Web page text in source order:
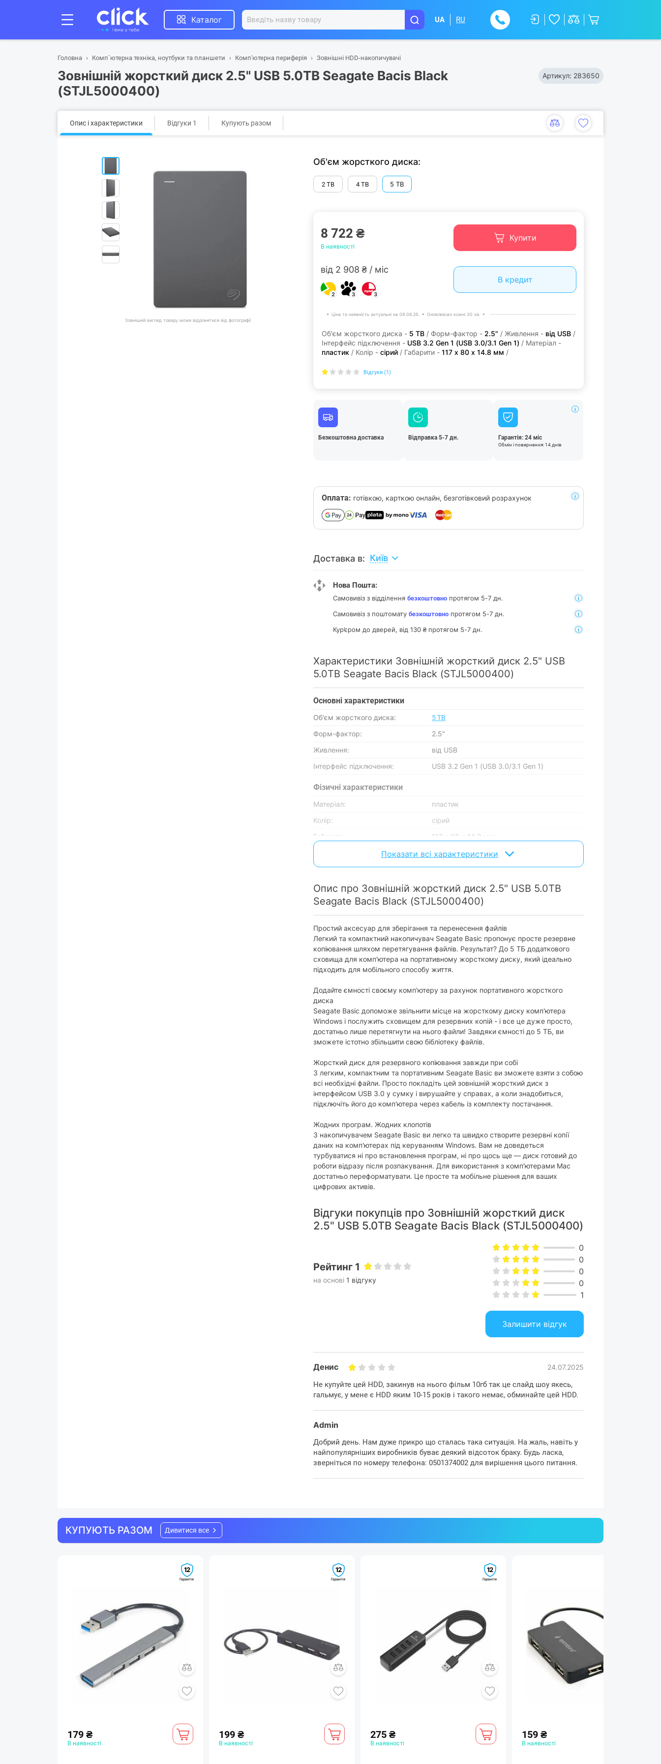
Каталог UA RU
Головна Комп`ютерна техніка, ноутбуки та планшети Комп'ютерна периферія Зовнішні HDD-накопичувачі
Зовнішній жорсткий диск 2.5" USB 5.0TB Seagate Bacis Black
(STJL5000400)
Артикул: 283650
Опис і характеристики Відгуки 1 Купують разом
Зовнішній вигляд товару може відрізнятися від фотографії
Об'єм жорсткого диска:
2 ТB 4 ТB 5 ТB
8 722 ₴
В наявності
Купити
від 2 908 ₴ / міс
2 3 3
В кредит
Ціна та наявність актуальні на 08.08.26. Оновлюємо кожні 30 хв.
Об'єм жорсткого диска - 5 ТB / Форм-фактор - 2.5" / Живлення - від USB /
Інтерфейс підключення - USB 3.2 Gen 1 (USB 3.0/3.1 Gen 1) / Матеріал -
пластик / Колір - сірий / Габарити - 117 x 80 x 14.8 мм /
Відгуки (1)
Безкоштовна доставка Відправка 5-7 дн. Гарантія: 24 міс
Обмін і повернення: 14 днів
Оплата: готівкою, карткою онлайн, безготівковий розрахунок
Доставка в: Київ
Нова Пошта:
Самовивіз з відділення безкоштовно протягом 5-7 дн.
Самовивіз з поштомату безкоштовно протягом 5-7 дн.
Кур’єром до дверей, від 130 ₴ протягом 5-7 дн.
Характеристики Зовнішній жорсткий диск 2.5" USB
5.0TB Seagate Bacis Black (STJL5000400)
Основнi характеристики
Об'єм жорсткого диска: 5 ТB
Форм-фактор:
2.5"
Живлення:
від USB
Інтерфейс підключення:
USB 3.2 Gen 1 (USB 3.0/3.1 Gen 1)
Фізичні характеристики
Матеріал:
пластик
Колір:
сірий
Габарити:
117 x 80 x 14.8 мм
170 г
повідомлення.
Показати всі характеристики
Опис про Зовнішній жорсткий диск 2.5" USB 5.0TB
Seagate Bacis Black (STJL5000400)
Простий аксесуар для зберігання та перенесення файлів
Легкий та компактний накопичувач Seagate Basic пропонує просте резервне
копіювання шляхом перетягування файлів. Результат? До 5 ТБ додаткового
сховища для комп'ютера на портативному жорсткому диску, який ідеально
підходить для мобільного способу життя.
Додайте ємності своєму комп'ютеру за рахунок портативного жорсткого
диска
Seagate Basic допоможе звільнити місце на жорсткому диску комп'ютера
Windows і послужить сховищем для резервних копій - і все це дуже просто,
достатньо лише перетягнути на нього файли! Завдяки ємності до 5 ТБ, ви
зможете істотно збільшити свою бібліотеку файлів.
Жорсткий диск для резервного копіювання завжди при собі
З легким, компактним та портативним Seagate Basic ви зможете взяти з собою
всі необхідні файли. Просто покладіть цей зовнішній жорсткий диск з
інтерфейсом USB 3.0 у сумку і вирушайте у справах, а коли знадобиться,
підключіть його до комп'ютера через кабель із комплекту постачання.
Жодних програм. Жодних клопотів
З накопичувачем Seagate Basic ви легко та швидко створите резервні копії
даних на комп'ютерах під керуванням Windows. Вам не доведеться
турбуватися ні про встановлення програм, ні про щось ще — диск готовий до
роботи відразу після розпакування. Для використання з комп'ютерами Mac
достатньо переформатувати. Це просте та мобільне рішення для ваших
цифрових активів.
Відгуки покупців про Зовнішній жорсткий диск
2.5" USB 5.0TB Seagate Bacis Black (STJL5000400)
Рейтинг 1
на основі 1 відгуку
0
0
0
0
1
Залишити відгук
Денис 24.07.2025
Не купуйте цей HDD, закинув на нього фільм 10гб так це слайд шоу якесь,
гальмує, у мене є HDD яким 10-15 років і такого немає, обминайте цей HDD.
Admin
Добрий день. Нам дуже прикро що сталась така ситуація. На жаль, навіть у
найпопулярніших виробників буває деякий відсоток браку. Будь ласка,
зверніться по номеру телефона: 0501374002 для вирішення цього питання.
КУПУЮТЬ РАЗОМ Дивитися все
12
Гарантія
179 ₴
В наявності
12
Гарантія
199 ₴
В наявності
12
Гарантія
275 ₴
В наявності
159 ₴
В наявності